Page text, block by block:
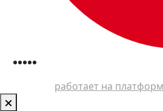
работает на